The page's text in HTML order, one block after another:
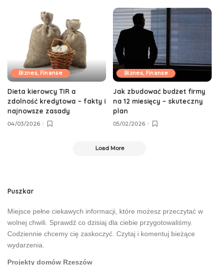
Biznes, Finanse
Dieta kierowcy TIR a
zdolność kredytowa – fakty i
najnowsze zasady
04/03/2026
Biznes, Finanse
Jak zbudować budżet firmy
na 12 miesięcy – skuteczny
plan
05/02/2026
Load More
Puszkar
Miejsce pełne ciekawych informacji, które możesz przeczytać w
wolnej chwili. Sprawdź co dzisiaj dla ciebie przygotowaliśmy.
Codziennie chcemy cię zaskoczyć. Czytaj i komentuj bieżące
wydarzenia.
Projekty domów Rzeszów